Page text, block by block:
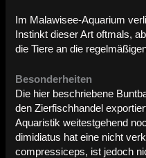
Im Malawisee-Aquarium
Instinkt dieser Art oftmals,
die Tiere an die
Besonderheiten
Die hier beschriebene
den Zierfischhandel
Aquaristik weitestgehend
dimidiatus hat eine nicht
compressiceps, ist jedoch